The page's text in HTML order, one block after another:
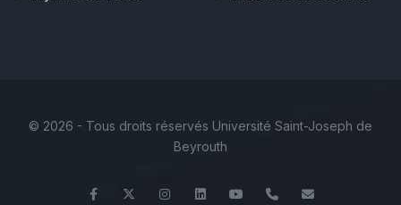
© 2026 - Tous droits réservés Université Saint-Joseph de
Beyrouth
FacebookTwitter InstagramLinkedInYouTube